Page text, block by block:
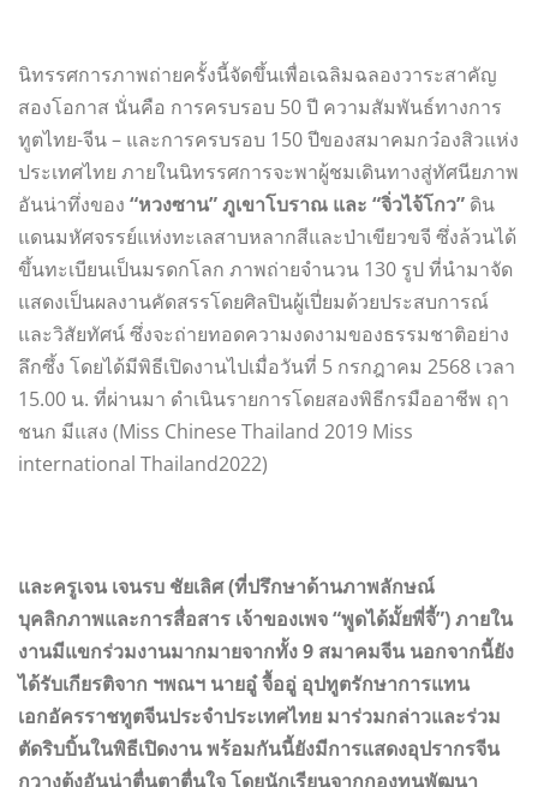
นิทรรศการภาพถ่ายครั้งนี้จัดขึ้นเพื่อเฉลิมฉลองวาระสาคัญ
สองโอกาส นั่นคือ การครบรอบ 50 ปี ความสัมพันธ์ทางการ
ทูตไทย-จีน – และการครบรอบ 150 ปีของสมาคมกว๋องสิวแห่ง
ประเทศไทย ภายในนิทรรศการจะพาผู้ชมเดินทางสู่ทัศนียภาพ
อันน่าทึ่งของ “หวงซาน” ภูเขาโบราณ และ “จิ่วไจ้โกว” ดิน
แดนมหัศจรรย์แห่งทะเลสาบหลากสีและป่าเขียวขจี ซึ่งล้วนได้
ขึ้นทะเบียนเป็นมรดกโลก ภาพถ่ายจำนวน 130 รูป ที่นำมาจัด
แสดงเป็นผลงานคัดสรรโดยศิลปินผู้เปี่ยมด้วยประสบการณ์
และวิสัยทัศน์ ซึ่งจะถ่ายทอดความงดงามของธรรมชาติอย่าง
ลึกซึ้ง โดยได้มีพิธีเปิดงานไปเมื่อวันที่ 5 กรกฎาคม 2568 เวลา
15.00 น. ที่ผ่านมา ดำเนินรายการโดยสองพิธีกรมืออาชีพ ฤา
ชนก มีแสง (Miss Chinese Thailand 2019 Miss
international Thailand2022)
และครูเจน เจนรบ ชัยเลิศ (ที่ปรึกษาด้านภาพลักษณ์
บุคลิกภาพและการสื่อสาร เจ้าของเพจ “พูดได้มั้ยพี่จี้”) ภายใน
งานมีแขกร่วมงานมากมายจากทั้ง 9 สมาคมจีน นอกจากนี้ยัง
ได้รับเกียรติจาก ฯพณฯ นายอู๋ จื้ออู่ อุปทูตรักษาการแทน
เอกอัครราชทูตจีนประจำประเทศไทย มาร่วมกล่าวและร่วม
ตัดริบบิ้นในพิธีเปิดงาน พร้อมกันนี้ยังมีการแสดงอุปรากรจีน
กวางตุ้งอันน่าตื่นตาตื่นใจ โดยนักเรียนจากกองทุนพัฒนา